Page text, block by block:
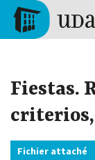
Aller au contenu
Fiestas.
criterios,
Fichier attaché